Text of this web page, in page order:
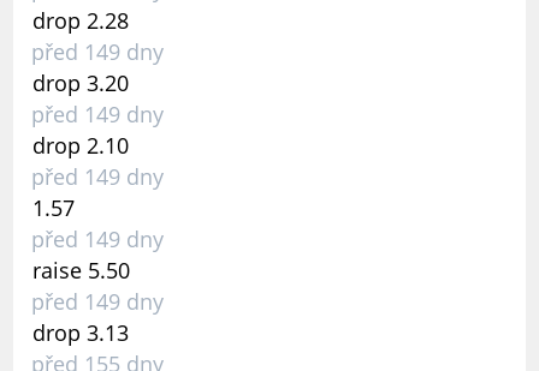
drop 2.28
před 149 dny
drop 3.20
před 149 dny
drop 2.10
před 149 dny
1.57
před 149 dny
raise 5.50
před 149 dny
drop 3.13
před 155 dny